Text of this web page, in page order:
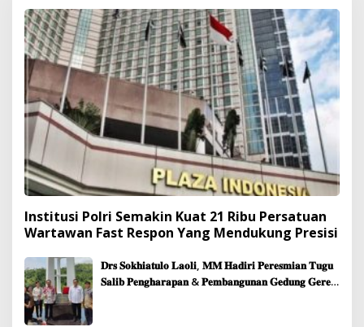
Institusi Polri Semakin Kuat 21 Ribu Persatuan
Wartawan Fast Respon Yang Mendukung Presisi
𝐃𝐫𝐬 𝐒𝐨𝐤𝐡𝐢𝐚𝐭𝐮𝐥𝐨 𝐋𝐚𝐨𝐥𝐢, 𝐌𝐌 𝐇𝐚𝐝𝐢𝐫𝐢 𝐏𝐞𝐫𝐞𝐬𝐦𝐢𝐚𝐧 𝐓𝐮𝐠𝐮
𝐒𝐚𝐥𝐢𝐛 𝐏𝐞𝐧𝐠𝐡𝐚𝐫𝐚𝐩𝐚𝐧 & 𝐏𝐞𝐦𝐛𝐚𝐧𝐠𝐮𝐧𝐚𝐧 𝐆𝐞𝐝𝐮𝐧𝐠 𝐆𝐞𝐫𝐞𝐣𝐚